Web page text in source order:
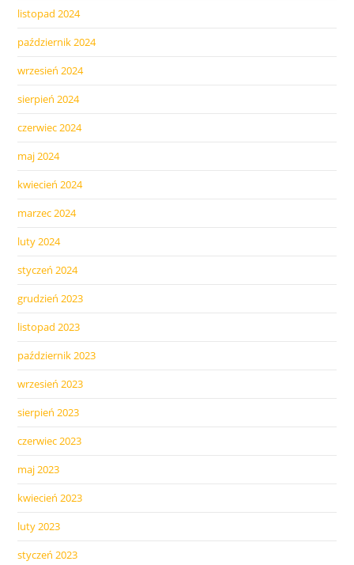
listopad 2024
październik 2024
wrzesień 2024
sierpień 2024
czerwiec 2024
maj 2024
kwiecień 2024
marzec 2024
luty 2024
styczeń 2024
grudzień 2023
listopad 2023
październik 2023
wrzesień 2023
sierpień 2023
czerwiec 2023
maj 2023
kwiecień 2023
luty 2023
styczeń 2023